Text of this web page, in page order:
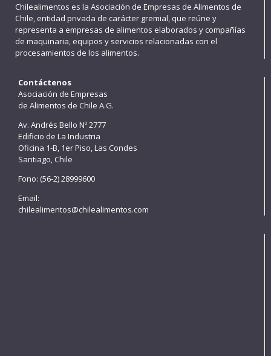
Chilealimentos es la Asociación de Empresas de Alimentos de
Chile, entidad privada de carácter gremial, que reúne y
representa a empresas de alimentos elaborados y compañías
de maquinaria, equipos y servicios relacionadas con el
procesamientos de los alimentos.
Contáctenos
Asociación de Empresas
de Alimentos de Chile A.G.
Av. Andrés Bello Nº 2777
Edificio de La Industria
Oficina 1-B, 1er Piso, Las Condes
Santiago, Chile
Fono: (56-2) 28999600
Email:
chilealimentos@chilealimentos.com